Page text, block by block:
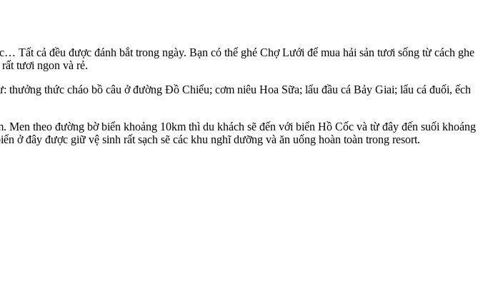
cả đều được đánh bắt trong ngày. Bạn có thể ghé Chợ Lưới để mua hải sản tươi sống từ cách ghe
tươi ngon và rẻ.
thức cháo bồ câu ở đường Đồ Chiểu; cơm niêu Hoa Sữa; lẩu đầu cá Bảy Giai; lẩu cá đuối, ếch
theo đường bờ biển khoảng 10km thì du khách sẽ đến với biển Hồ Cốc và từ đây đến suối khoáng
ở đây được giữ vệ sinh rất sạch sẽ các khu nghĩ dưỡng và ăn uống hoàn toàn trong resort.